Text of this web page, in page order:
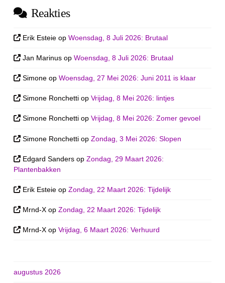
Reakties
Erik Esteie opWoensdag, 8 Juli 2026: Brutaal
Jan Marinus opWoensdag, 8 Juli 2026: Brutaal
Simone opWoensdag, 27 Mei 2026: Juni 2011 is klaar
Simone Ronchetti opVrijdag, 8 Mei 2026: lintjes
Simone Ronchetti opVrijdag, 8 Mei 2026: Zomer gevoel
Simone Ronchetti opZondag, 3 Mei 2026: Slopen
Edgard Sanders opZondag, 29 Maart 2026:
Plantenbakken
Erik Esteie opZondag, 22 Maart 2026: Tijdelijk
Mrnd-X opZondag, 22 Maart 2026: Tijdelijk
Mrnd-X opVrijdag, 6 Maart 2026: Verhuurd
augustus 2026